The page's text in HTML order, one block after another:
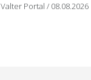
Valter Portal 08.08.2026